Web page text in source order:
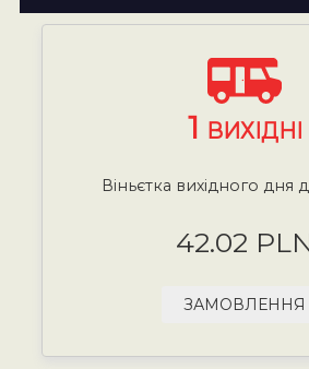
1 ВИХІДНІ
Віньєтка вихідного дня
42.02
ЗАМОВЛЕННЯ